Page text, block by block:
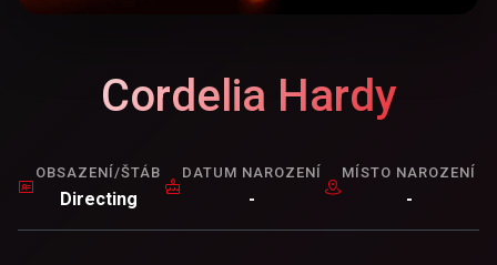
Cordelia Hardy
OBSAZENÍ/ŠTÁB
Directing
DATUM NAROZENÍ
-
MÍSTO NAROZENÍ
-